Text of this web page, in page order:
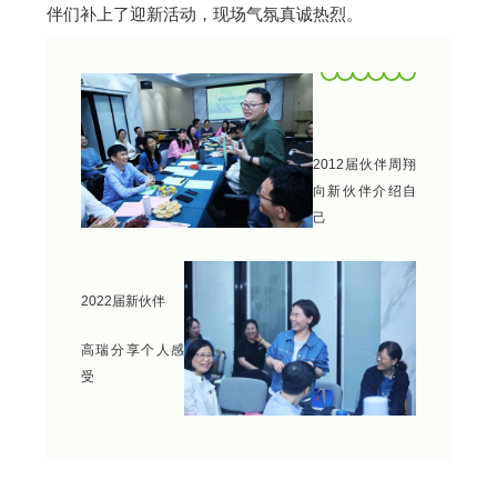
伴们补上了迎新活动，现场气氛真诚热烈。
2012届伙伴周翔
向新伙伴介绍自
己
2022届新伙伴
高瑞分享个人感
受